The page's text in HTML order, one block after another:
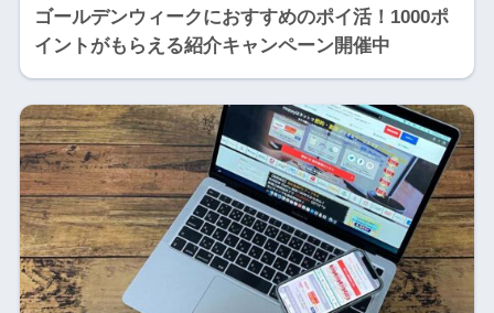
ゴールデンウィークにおすすめのポイ活！1000ポ
イントがもらえる紹介キャンペーン開催中